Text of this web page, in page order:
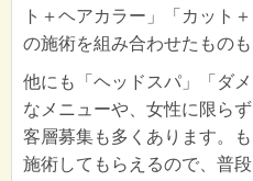
ト＋ヘアカラー」「カット
の施術を組み合わせたもの
他にも「ヘッドスパ」「ダ
なメニューや、女性に限ら
客層募集も多くあります。
施術してもらえるので、普